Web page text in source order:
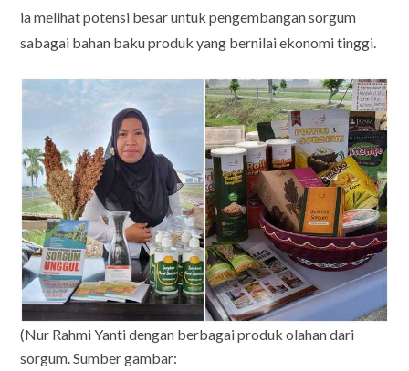
ia melihat potensi besar untuk pengembangan sorgum
sabagai bahan baku produk yang bernilai ekonomi tinggi.
(Nur Rahmi Yanti dengan berbagai produk olahan dari
sorgum. Sumber gambar: